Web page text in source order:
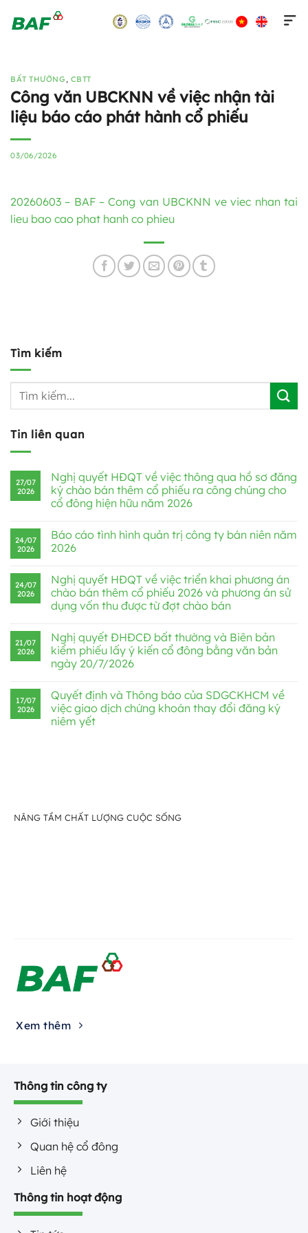
BẤT THƯỜNG , CBTT
Công văn UBCKNN về việc nhận tài
liệu báo cáo phát hành cổ phiếu
03/06/2026
20260603 – BAF – Cong van UBCKNN ve viec nhan tai
lieu bao cao phat hanh co phieu
Tìm kiếm
Tin liên quan
27/07
2026
Nghị quyết HĐQT về việc thông qua hồ sơ đăng
ký chào bán thêm cổ phiếu ra công chúng cho
cổ đông hiện hữu năm 2026
24/07
2026
Báo cáo tình hình quản trị công ty bán niên năm
2026
24/07
2026
Nghị quyết HĐQT về việc triển khai phương án
chào bán thêm cổ phiếu 2026 và phương án sử
dụng vốn thu được từ đợt chào bán
21/07
2026
Nghị quyết ĐHĐCĐ bất thường và Biên bản
kiểm phiếu lấy ý kiến cổ đông bằng văn bản
ngày 20/7/2026
17/07
2026
Quyết định và Thông báo của SDGCKHCM về
việc giao dịch chứng khoán thay đổi đăng ký
niêm yết
NÂNG TẦM CHẤT LƯỢNG CUỘC SỐNG
Xem thêm
Thông tin công ty
Giới thiệu
Quan hệ cổ đông
Liên hệ
Thông tin hoạt động